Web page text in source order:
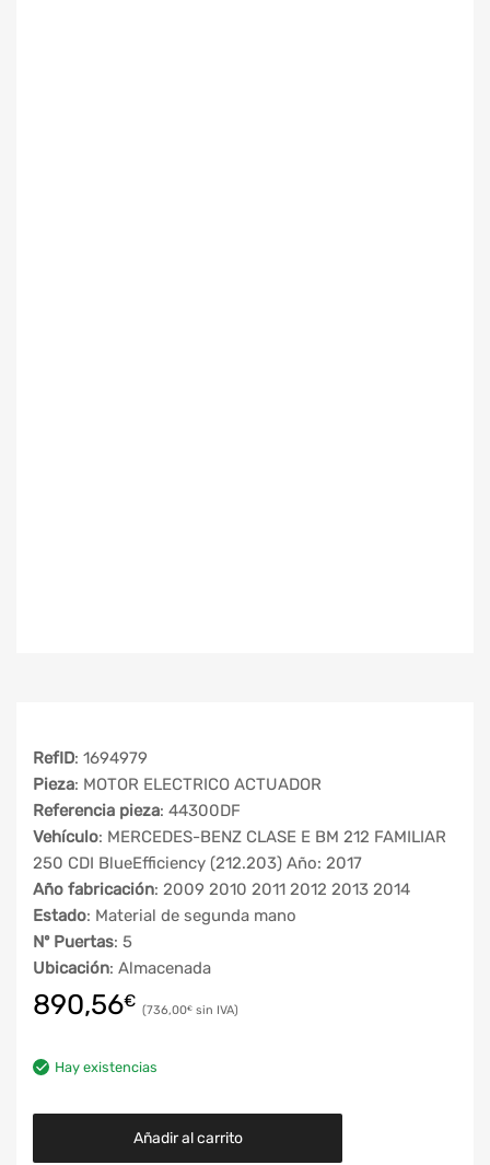
RefID: 1694979
Pieza: MOTOR ELECTRICO ACTUADOR
Referencia pieza: 44300DF
Vehículo: MERCEDES-BENZ CLASE E BM 212 FAMILIAR
250 CDI BlueEfficiency (212.203) Año: 2017
Año fabricación: 2009 2010 2011 2012 2013 2014
Estado: Material de segunda mano
Nº Puertas: 5
Ubicación: Almacenada
890,56€ 736,00€
Hay existencias
Añadir al carrito